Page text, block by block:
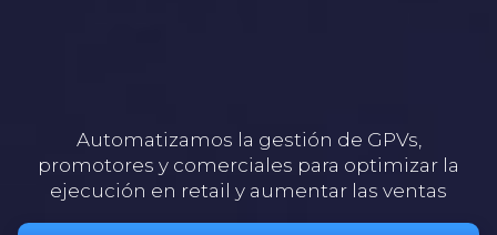
Automatizamos la gestión de GPVs,
promotores y comerciales para optimizar la
ejecución en retail y aumentar las ventas